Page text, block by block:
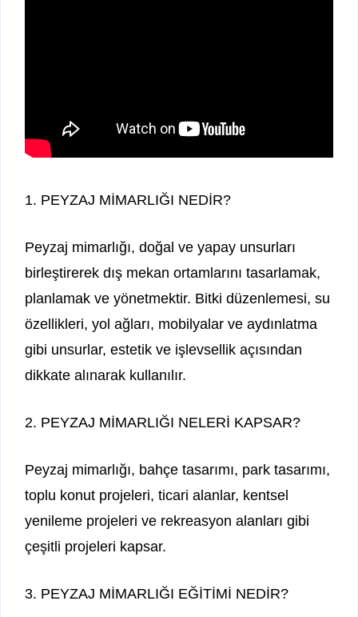
1. PEYZAJ MİMARLIĞI NEDİR?
Peyzaj mimarlığı, doğal ve yapay unsurları
birleştirerek dış mekan ortamlarını tasarlamak,
planlamak ve yönetmektir. Bitki düzenlemesi, su
özellikleri, yol ağları, mobilyalar ve aydınlatma
gibi unsurlar, estetik ve işlevsellik açısından
dikkate alınarak kullanılır.
2. PEYZAJ MİMARLIĞI NELERİ KAPSAR?
Peyzaj mimarlığı, bahçe tasarımı, park tasarımı,
toplu konut projeleri, ticari alanlar, kentsel
yenileme projeleri ve rekreasyon alanları gibi
çeşitli projeleri kapsar.
3. PEYZAJ MİMARLIĞI EĞİTİMİ NEDİR?